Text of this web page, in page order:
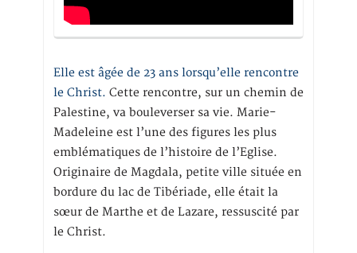
Elle est âgée de 23 ans lorsqu’elle rencontre
le Christ. Cette rencontre, sur un chemin de
Palestine, va bouleverser sa vie. Marie-
Madeleine est l’une des figures les plus
emblématiques de l’histoire de l’Eglise.
Originaire de Magdala, petite ville située en
bordure du lac de Tibériade, elle était la
sœur de Marthe et de Lazare, ressuscité par
le Christ.